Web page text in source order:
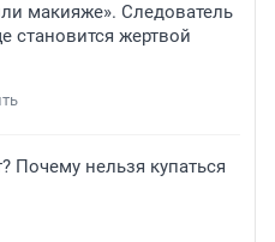
макияже». Следователь
становится жертвой
Почему нельзя купаться